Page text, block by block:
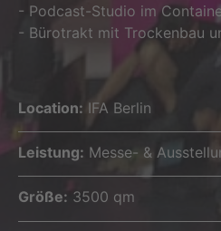
- Pod­cast-Stu­dio im
- Büro­trakt mit Tro­cken­bau
Loca­ti­on: IFA Berlin
Leis­tung: Mes­se- &
Grö­ße: 3500 qm